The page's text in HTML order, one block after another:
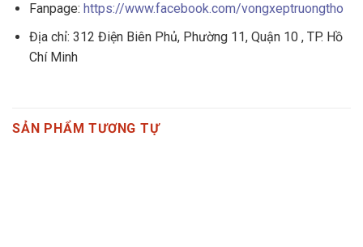
Fanpage: https://www.facebook.com/vongxeptruongtho
Địa chỉ: 312 Điện Biên Phủ, Phường 11, Quận 10 , TP. Hồ
Chí Minh
SẢN PHẨM TƯƠNG TỰ